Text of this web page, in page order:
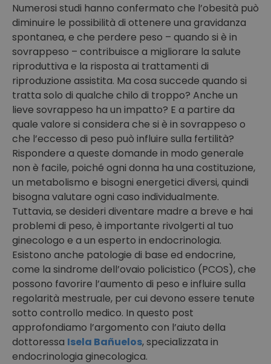
Numerosi studi hanno confermato che l’obesità può
diminuire le possibilità di ottenere una gravidanza
spontanea, e che perdere peso – quando si è in
sovrappeso – contribuisce a migliorare la salute
riproduttiva e la risposta ai trattamenti di
riproduzione assistita. Ma cosa succede quando si
tratta solo di qualche chilo di troppo? Anche un
lieve sovrappeso ha un impatto? E a partire da
quale valore si considera che si è in sovrappeso o
che l’eccesso di peso può influire sulla fertilità?
Rispondere a queste domande in modo generale
non è facile, poiché ogni donna ha una costituzione,
un metabolismo e bisogni energetici diversi, quindi
bisogna valutare ogni caso individualmente.
Tuttavia, se desideri diventare madre a breve e hai
problemi di peso, è importante rivolgerti al tuo
ginecologo e a un esperto in endocrinologia.
Esistono anche patologie di base ed endocrine,
come la sindrome dell’ovaio policistico (PCOS), che
possono favorire l’aumento di peso e influire sulla
regolarità mestruale, per cui devono essere tenute
sotto controllo medico. In questo post
approfondiamo l’argomento con l’aiuto della
dottoressa Isela Bañuelos, specializzata in
endocrinologia ginecologica.